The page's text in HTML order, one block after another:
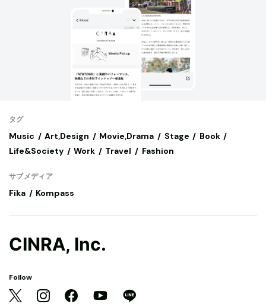
タグ
Music Art,Design Movie,Drama Stage
Book
Life&Society
Work Travel Fashion
サブメディア
Fika Kompass
CINRA, Inc.
Follow